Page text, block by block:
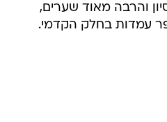
והרבה מאוד שערים,
עמדות בחלק הקדמי.